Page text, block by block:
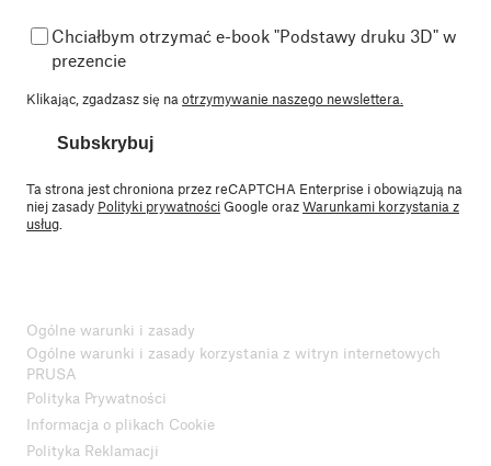
Chciałbym otrzymać e-book "Podstawy druku 3D" w
prezencie
Klikając, zgadzasz się na otrzymywanie naszego newslettera.
Subskrybuj
Ta strona jest chroniona przez reCAPTCHA Enterprise i obowiązują na
niej zasady Polityki prywatnościGoogle orazWarunkami korzystania z
usług
Ogólne warunki i zasady
Ogólne warunki i zasady korzystania z witryn internetowych
PRUSA
Polityka Prywatności
Informacja o plikach Cookie
Polityka Reklamacji